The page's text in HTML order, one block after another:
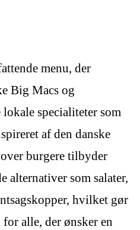
menu, der
Big Macs og
specialiteter som
af den danske
burgere tilbyder
alternativer som salater,
hvilket gør
alle, der ønsker en